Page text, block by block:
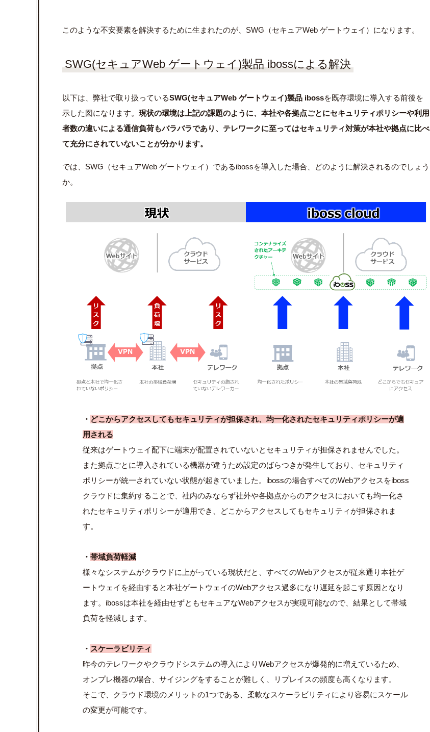
このような不安要素を解決するために生まれたのが、SWG（セキュアWeb ゲートウェイ）になります。
SWG(セキュアWeb ゲートウェイ)製品 ibossによる解決
以下は、弊社で取り扱っているSWG(セキュアWeb ゲートウェイ)製品 ibossを既存環境に導入する前後を
示した図になります。 現状の環境は上記の課題のように、本社や各拠点ごとにセキュリティポリシーや利用
者数の違いによる通信負荷もバラバラであり、テレワークに至ってはセキュリティ対策が本社や拠点に比べ
て充分にされていないことが分かります。
では、SWG（セキュアWeb ゲートウェイ）であるibossを導入した場合、どのように解決されるのでしょう
か。
・ どこからアクセスしてもセキュリティが担保され、均一化されたセキュリティポリシーが適
用される
従来はゲートウェイ配下に端末が配置されていないとセキュリティが担保されませんでした。
また拠点ごとに導入されている機器が違うため設定のばらつきが発生しており、セキュリティ
ポリシーが統一されていない状態が起きていました 。 ibossの場合すべてのWebアクセスをiboss
クラウドに集約することで、社内のみならず社外や各拠点からのアクセスにおいても均一化さ
れたセキュリティポリシーが適用でき、 どこからアクセスしてもセキュリティが担保されま
す。
・ 帯域負荷軽減
様々なシステムがクラウドに上がっている現状だと、すべてのWebアクセスが従来通り本社ゲ
ートウェイを経由すると本社ゲートウ ェイのWebアクセス過多になり遅延を起こす原因となり
ます。 ibossは本社を経由せずともセキュアなWebアクセスが実現可能なので、結果として帯域
負荷を軽減します。
・ スケーラビリティ
昨今のテレワークやクラウドシステムの導入によりWebアクセスが爆発的に増えているため、
オンプレ機器の場合、サイジングをすることが難しく、リプレイスの頻度も高くなります。
そこで、クラウド環境のメリットの1つである、柔軟なスケーラビリティにより容易にスケール
の変更が可能です。